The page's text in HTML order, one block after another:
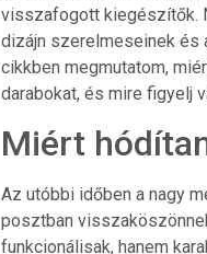
visszafogott kiegészítők.
dizájn szerelmeseinek és
cikkben megmutatom,
darabokat, és mire figyelj
Miért
Az utóbbi időben a nagy
posztban
funkcionálisak, hanem